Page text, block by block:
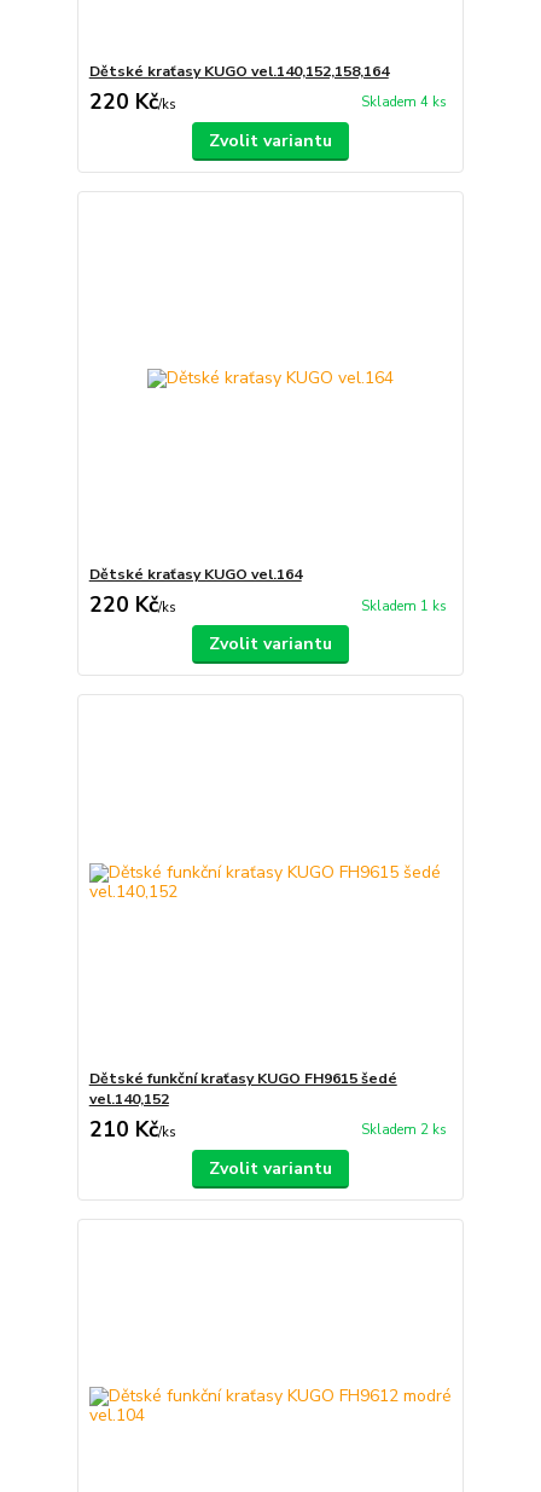
Dětské kraťasy KUGO vel.140,152,158,164
220 Kč/ks Skladem 4 ks
Zvolit variantu
Dětské kraťasy KUGO vel.164
220 Kč/ks Skladem 1 ks
Zvolit variantu
Dětské funkční kraťasy KUGO FH9615 šedé
vel.140,152
210 Kč/ks Skladem 2 ks
Zvolit variantu